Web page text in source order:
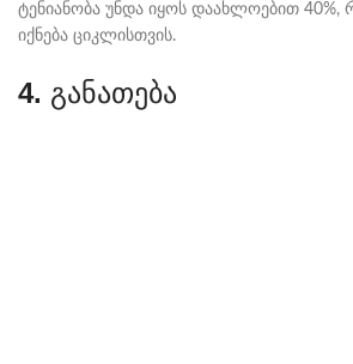
ტენიანობა უნდა იყოს დაახლოებით
იქნება ციკლისთვის.
4. განათება